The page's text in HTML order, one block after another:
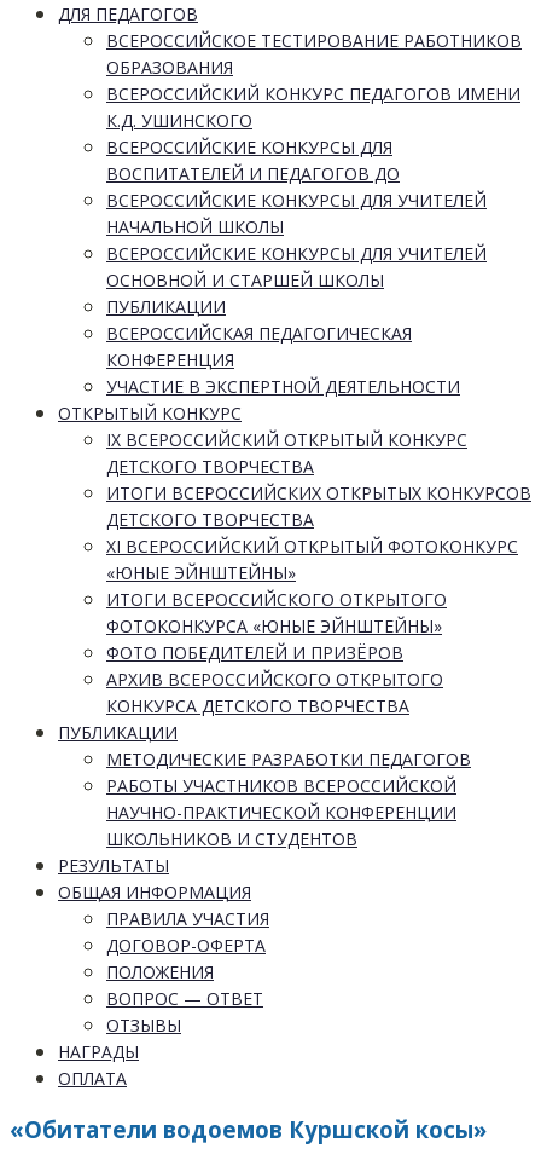
ДЛЯ ПЕДАГОГОВ
ВСЕРОССИЙСКОЕ ТЕСТИРОВАНИЕ РАБОТНИКОВ
ОБРАЗОВАНИЯ
ВСЕРОССИЙСКИЙ КОНКУРС ПЕДАГОГОВ ИМЕНИ
К.Д. УШИНСКОГО
ВСЕРОССИЙСКИЕ КОНКУРСЫ ДЛЯ
ВОСПИТАТЕЛЕЙ И ПЕДАГОГОВ ДО
ВСЕРОССИЙСКИЕ КОНКУРСЫ ДЛЯ УЧИТЕЛЕЙ
НАЧАЛЬНОЙ ШКОЛЫ
ВСЕРОССИЙСКИЕ КОНКУРСЫ ДЛЯ УЧИТЕЛЕЙ
ОСНОВНОЙ И СТАРШЕЙ ШКОЛЫ
ПУБЛИКАЦИИ
ВСЕРОССИЙСКАЯ ПЕДАГОГИЧЕСКАЯ
КОНФЕРЕНЦИЯ
УЧАСТИЕ В ЭКСПЕРТНОЙ ДЕЯТЕЛЬНОСТИ
ОТКРЫТЫЙ КОНКУРС
IX ВСЕРОССИЙСКИЙ ОТКРЫТЫЙ КОНКУРС
ДЕТСКОГО ТВОРЧЕСТВА
ИТОГИ ВСЕРОССИЙСКИХ ОТКРЫТЫХ КОНКУРСОВ
ДЕТСКОГО ТВОРЧЕСТВА
XI ВСЕРОССИЙСКИЙ ОТКРЫТЫЙ ФОТОКОНКУРС
«ЮНЫЕ ЭЙНШТЕЙНЫ»
ИТОГИ ВСЕРОССИЙСКОГО ОТКРЫТОГО
ФОТОКОНКУРСА «ЮНЫЕ ЭЙНШТЕЙНЫ»
ФОТО ПОБЕДИТЕЛЕЙ И ПРИЗЁРОВ
АРХИВ ВСЕРОССИЙСКОГО ОТКРЫТОГО
КОНКУРСА ДЕТСКОГО ТВОРЧЕСТВА
ПУБЛИКАЦИИ
МЕТОДИЧЕСКИЕ РАЗРАБОТКИ ПЕДАГОГОВ
РАБОТЫ УЧАСТНИКОВ ВСЕРОССИЙСКОЙ
НАУЧНО-ПРАКТИЧЕСКОЙ КОНФЕРЕНЦИИ
ШКОЛЬНИКОВ И СТУДЕНТОВ
РЕЗУЛЬТАТЫ
ОБЩАЯ ИНФОРМАЦИЯ
ПРАВИЛА УЧАСТИЯ
ДОГОВОР-ОФЕРТА
ПОЛОЖЕНИЯ
ВОПРОС — ОТВЕТ
ОТЗЫВЫ
НАГРАДЫ
ОПЛАТА
«Обитатели водоемов Куршской косы»